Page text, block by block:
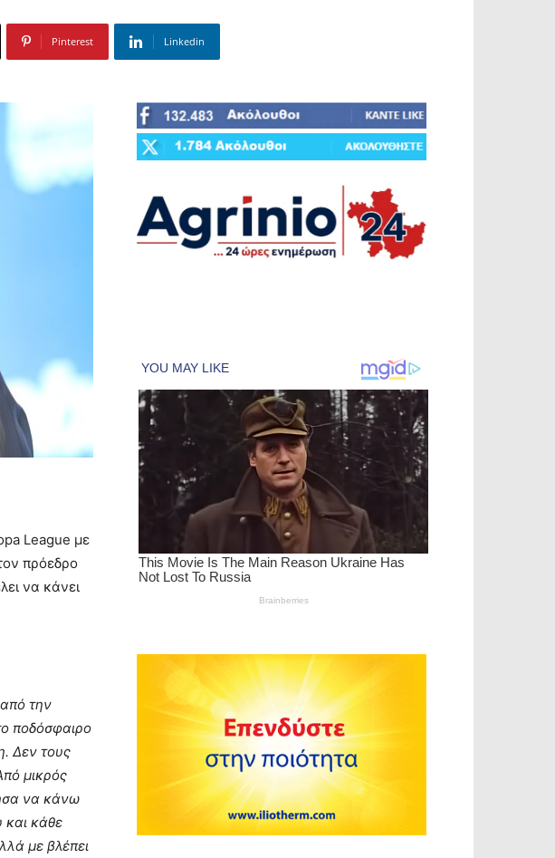
Pinterest Linkedin
League με
πρόεδρο
να κάνει
την
ποδόσφαιρο
Δεν τους
μικρός
να κάνω
και κάθε
με βλέπει